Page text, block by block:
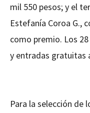
mil 550 pesos; y el
Estefanía Coroa G.,
como premio. Los
y entradas gratuitas
Para la selección de